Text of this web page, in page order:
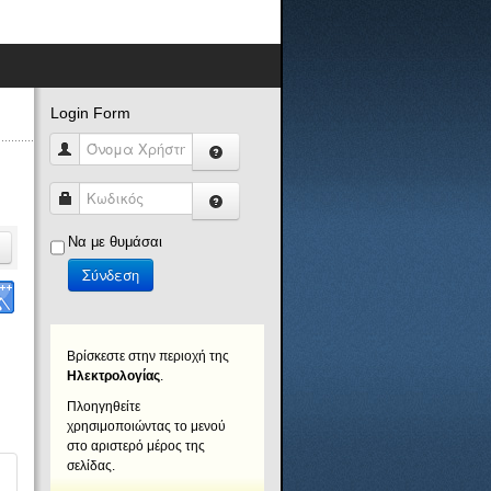
Login Form
Όνομα Χρήστη
Κωδικός
Να με θυμάσαι
Σύνδεση
Βρίσκεστε στην περιοχή της
Ηλεκτρολογίας.
Πλοηγηθείτε
χρησιμοποιώντας το μενού
στο αριστερό μέρος της
σελίδας.